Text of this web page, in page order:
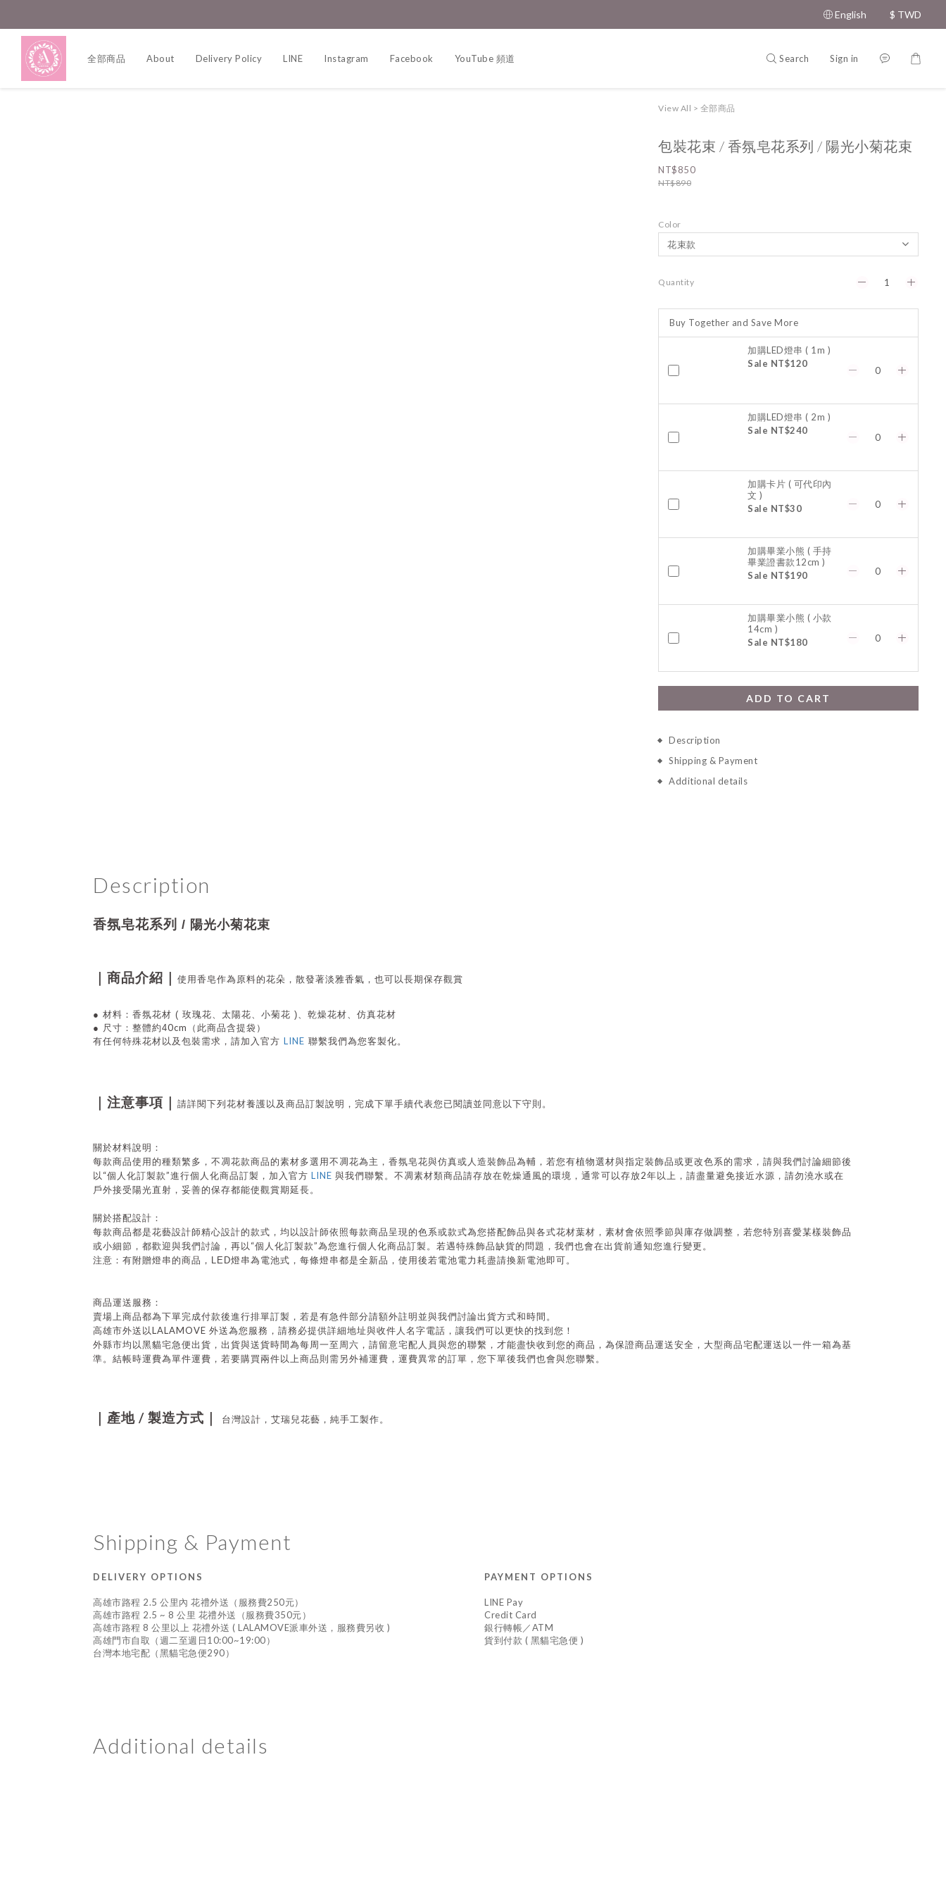
English $ TWD
全部商品 About Delivery Policy LINE Instagram Facebook YouTube 頻道 Search Sign in
View All > 全部商品
包裝花束 / 香氛皂花系列 / 陽光小菊花束
NT$850
NT$890
Color
Quantity
Buy Together and Save More
加購LED燈串 ( 1m )
Sale NT$120
加購LED燈串 ( 2m )
Sale NT$240
加購卡片 ( 可代印內
文 )
Sale NT$30
加購畢業小熊 ( 手持
畢業證書款12cm )
Sale NT$190
加購畢業小熊 ( 小款
14cm )
Sale NT$180
ADD TO CART
Description
Shipping & Payment
Additional details
Description
香氛皂花系列 / 陽光小菊花束
｜商品介紹｜ 使用香皂作為原料的花朵，散發著淡雅香氣，也可以長期保存觀賞
● 材料：香氛花材 ( 玫瑰花、太陽花、小菊花 )、乾燥花材、仿真花材
● 尺寸：整體約40cm（此商品含提袋）
有任何特殊花材以及包裝需求，請加入官方 LINE 聯繫我們為您客製化。
｜注意事項｜ 請詳閱下列花材養護以及商品訂製說明，完成下單手續代表您已閱讀並同意以下守則。
關於材料說明：
每款商品使用的種類繁多，不凋花款商品的素材多選用不凋花為主，香氛皂花與仿真或人造裝飾品為輔，若您有植物選材與指定裝飾品或更改色系的需求，請與我們討論細節後
以 “個人化訂製款”進行個人化商品訂製，加入官方 LINE 與我們聯繫。不凋素材類商品請存放在乾燥通風的環境，通常可以存放2年以上，請盡量避免接近水源，請勿澆水或在
戶外接受陽光直射，妥善的保存都能使觀賞期延長。
關於搭配設計：
每款商品都是花藝設計師精心設計的款式，均以設計師依照每款商品呈現的色系或款式為您搭配飾品與各式花材葉材，素材會依照季節與庫存做調整，若您特別喜愛某樣裝飾品
或小細節，都歡迎與我們討論，再以 “個人化訂製款”為您進行個人化商品訂製。若遇特殊飾品缺貨的問題，我們也會在出貨前通知您進行變更。
注意：有附贈燈串的商品， LED燈串為電池式，每條燈串都是全新品，使用後若電池電力耗盡請換新電池即可。
商品運送服務：
賣場上商品都為下單完成付款後進行排單訂製，若是有急件部分請額外註明並與我們討論出貨方式和時間。
高雄市外送以LALAMOVE 外送為您服務，請務必提供詳細地址與收件人名字電話，讓我們可以更快的找到您！
外縣市均以黑貓宅急便出貨，出貨與送貨時間為每周一至周六，請留意宅配人員與您的聯繫，才能盡快收到您的商品，為保證商品運送安全，大型商品宅配運送以一件一箱為基
準。結帳時運費為單件運費，若要購買兩件以上商品則需另外補運費，運費異常的訂單，您下單後我們也會與您聯繫。
｜產地 / 製造方式｜ 台灣設計，艾瑞兒花藝，純手工製作。
Shipping & Payment
DELIVERY OPTIONS
高雄市路程 2.5 公里內 花禮外送（服務費250元）
高雄市路程 2.5 ~ 8 公里 花禮外送（服務費350元）
高雄市路程 8 公里以上 花禮外送 ( LALAMOVE派車外送，服務費另收 )
高雄門市自取（週二至週日10:00~19:00）
台灣本地宅配（黑貓宅急便290）
PAYMENT OPTIONS
LINE Pay
Credit Card
銀行轉帳／ATM
貨到付款 ( 黑貓宅急便 )
Additional details